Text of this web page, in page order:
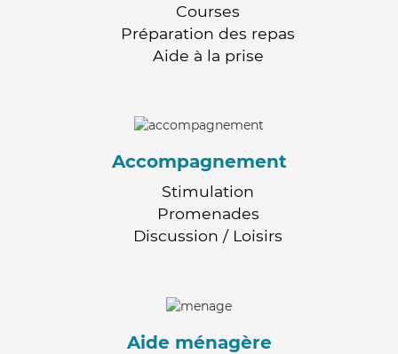
Courses
Préparation des repas
Aide à la prise
Accompagnement
Stimulation
Promenades
Discussion / Loisirs
Aide ménagère